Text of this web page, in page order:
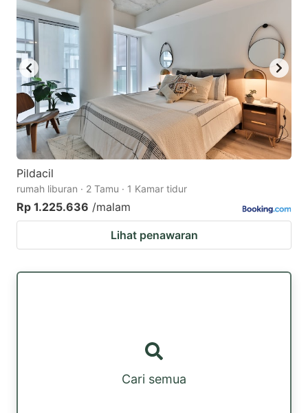
Pildacil
rumah liburan · 2 Tamu · 1 Kamar tidur
Rp 1.225.636 /malam
Lihat penawaran
Cari semua